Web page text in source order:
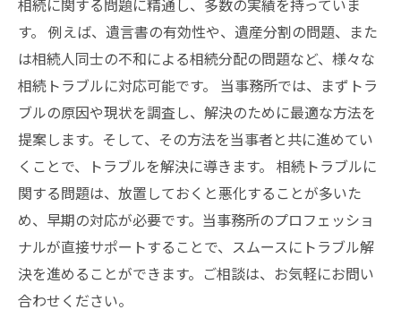
相続に関する問題に精通し、多数の実績を持っていま
す。 例えば、遺言書の有効性や、遺産分割の問題、また
は相続人同士の不和による相続分配の問題など、様々な
相続トラブルに対応可能です。 当事務所では、まずトラ
ブルの原因や現状を調査し、解決のために最適な方法を
提案します。そして、その方法を当事者と共に進めてい
くことで、トラブルを解決に導きます。 相続トラブルに
関する問題は、放置しておくと悪化することが多いた
め、早期の対応が必要です。当事務所のプロフェッショ
ナルが直接サポートすることで、スムースにトラブル解
決を進めることができます。ご相談は、お気軽にお問い
合わせください。